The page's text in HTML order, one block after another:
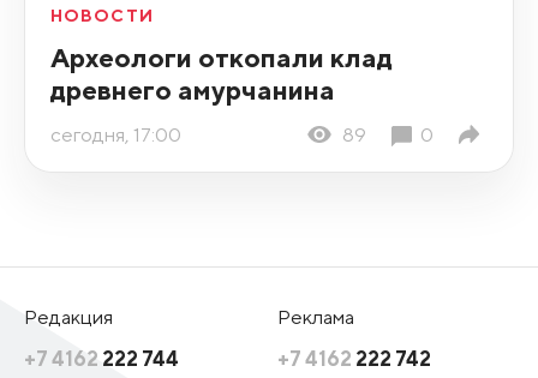
НОВОСТИ
Археологи откопали клад
древнего амурчанина
сегодня, 17:00 89 0
Редакция
+7 4162 222 744
Реклама
+7 4162 222 742